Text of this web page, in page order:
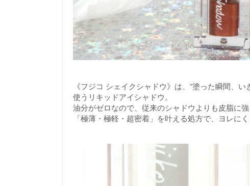
《フジコ シェイクシャドウ》は、“塗った瞬間、
使うリキッドアイシャドウ。
油分がゼロなので、従来のシャドウよりも皮脂に
「極薄・極軽・超密着」を叶える処方で、ヨレに